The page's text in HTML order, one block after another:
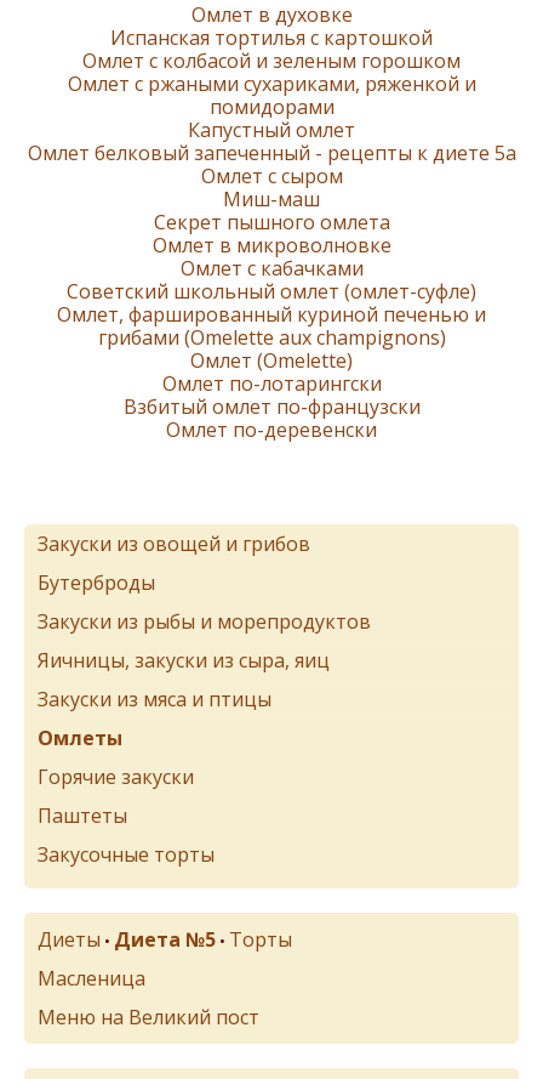
Омлет в духовке
Испанская тортилья с картошкой
Омлет с колбасой и зеленым горошком
Омлет с ржаными сухариками, ряженкой и
помидорами
Капустный омлет
Омлет белковый запеченный - рецепты к диете 5а
Омлет с сыром
Миш-маш
Секрет пышного омлета
Омлет в микроволновке
Омлет с кабачками
Советский школьный омлет (омлет-суфле)
Омлет, фаршированный куриной печенью и
грибами (Omelette aux champignons)
Омлет (Omelette)
Омлет по-лотарингски
Взбитый омлет по-французски
Омлет по-деревенски
Закуски из овощей и грибов
Бутерброды
Закуски из рыбы и морепродуктов
Яичницы, закуски из сыра, яиц
Закуски из мяса и птицы
Омлеты
Горячие закуски
Паштеты
Закусочные торты
Диеты • Диета №5 • Торты
Масленица
Меню на Великий пост